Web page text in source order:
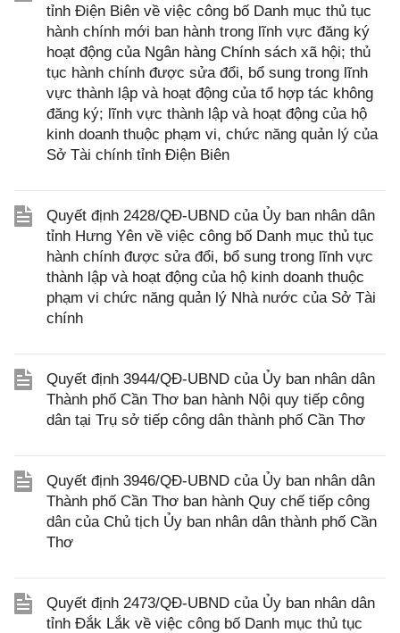
tỉnh Điện Biên về việc công bố Danh mục thủ tục
hành chính mới ban hành trong lĩnh vực đăng ký
hoạt động của Ngân hàng Chính sách xã hội; thủ
tục hành chính được sửa đổi, bổ sung trong lĩnh
vực thành lập và hoạt động của tổ hợp tác không
đăng ký; lĩnh vực thành lập và hoạt động của hộ
kinh doanh thuộc phạm vi, chức năng quản lý của
Sở Tài chính tỉnh Điện Biên
Quyết định 2428/QĐ-UBND của Ủy ban nhân dân
tỉnh Hưng Yên về việc công bố Danh mục thủ tục
hành chính được sửa đổi, bổ sung trong lĩnh vực
thành lập và hoạt động của hộ kinh doanh thuộc
phạm vi chức năng quản lý Nhà nước của Sở Tài
chính
Quyết định 3944/QĐ-UBND của Ủy ban nhân dân
Thành phố Cần Thơ ban hành Nội quy tiếp công
dân tại Trụ sở tiếp công dân thành phố Cần Thơ
Quyết định 3946/QĐ-UBND của Ủy ban nhân dân
Thành phố Cần Thơ ban hành Quy chế tiếp công
dân của Chủ tịch Ủy ban nhân dân thành phố Cần
Thơ
Quyết định 2473/QĐ-UBND của Ủy ban nhân dân
tỉnh Đắk Lắk về việc công bố Danh mục thủ tục